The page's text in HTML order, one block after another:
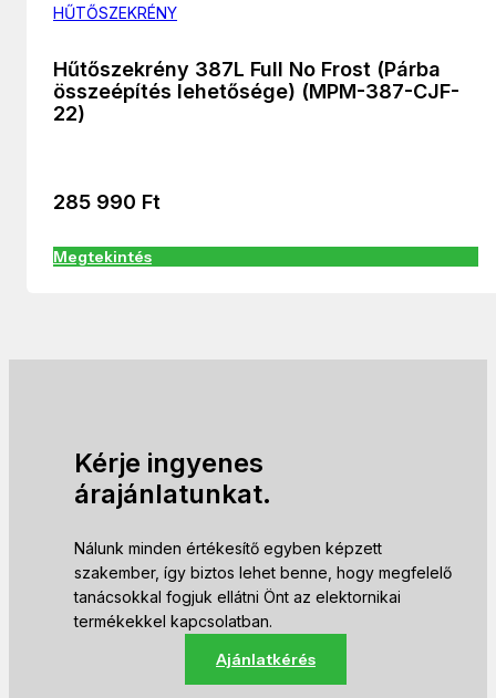
HŰTŐSZEKRÉNY
Hűtőszekrény 387L Full No Frost (Párba
összeépítés lehetősége) (MPM-387-CJF-
22)
285 990 Ft
Megtekintés
Kérje ingyenes
árajánlatunkat.
Nálunk minden értékesítő egyben képzett
szakember, így biztos lehet benne, hogy megfelelő
tanácsokkal fogjuk ellátni Önt az elektornikai
termékekkel kapcsolatban.
Ajánlatkérés